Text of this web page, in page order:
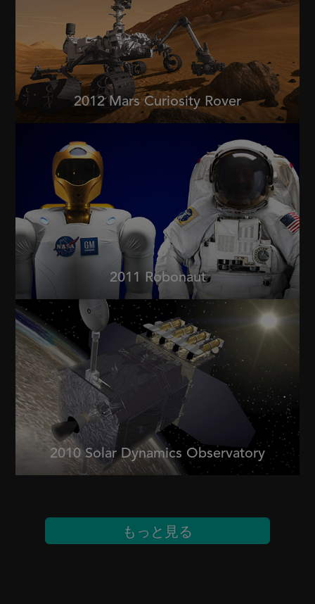
2012 Mars Curiosity Rover
2011 Robonaut
2010 Solar Dynamics Observatory
もっと見る